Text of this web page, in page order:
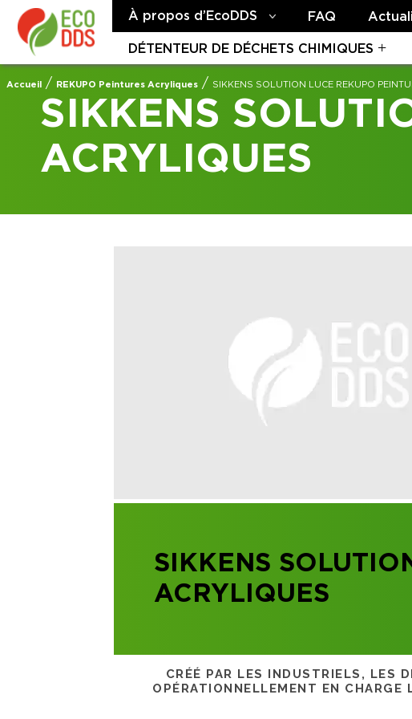
À propos d’EcoDDS FAQ
DÉTENTEUR DE DÉCHETS CHIMIQUES
Accueil / REKUPO Peintures Acryliques / SIKKENS SOLUTION LUCE REKUPO
SIKKENS
ACRYLIQUES
SIKKENS
ACRYLIQUES
CRÉÉ PAR LES INDUSTRIELS, LES
OPÉRATIONNELLEMENT EN